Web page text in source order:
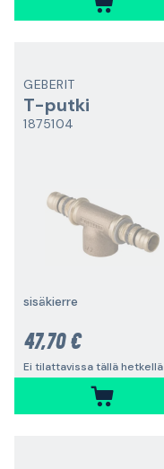
GEBERIT
T-putki
1875104
sisäkierre
47,70 €
Ei tilattavissa tällä hetkellä